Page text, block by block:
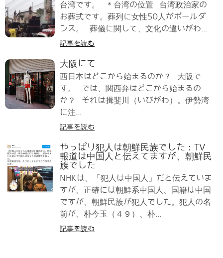
台湾です。 ＊台湾の位置 台湾政治家の
お葬式です。葬列に女性50人がポールダ
ンス。 葬儀に関して、文化の違いがわ...
記事を読む
大阪にて
西日本はどこから始まるのか？ 大阪で
す。 では、関西弁はどこから始まるの
か？ それは揖斐川（いびがわ）。伊勢湾
に注...
記事を読む
やっぱり犯人は朝鮮民族でした：TV
報道は中国人と伝えてますが、朝鮮民
族でした
NHKは、「犯人は中国人」だと伝えていま
すが、正確には朝鮮系中国人、国籍は中国
ですが、朝鮮民族が犯人でした。犯人の名
前が、朴今玉（４９）、朴...
記事を読む